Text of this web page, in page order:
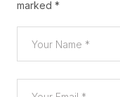
marked *